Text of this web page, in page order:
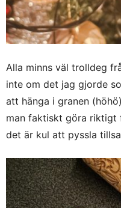
Alla minns väl trolldeg
inte om det jag gjorde
att hänga i granen
man faktiskt göra riktigt
det är kul att pyssla